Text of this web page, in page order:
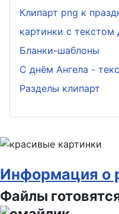
Клипарт png к
картинки с текстом
Бланки-шаблоны
С днём Ангела -
Разделы клипарт
Информация о
Файлы